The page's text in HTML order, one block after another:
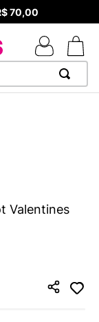
70,00
Valentines